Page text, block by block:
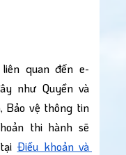
quan đến e-
như Quyền và
Bảo vệ thông tin
thi hành sẽ
Điều khoản và